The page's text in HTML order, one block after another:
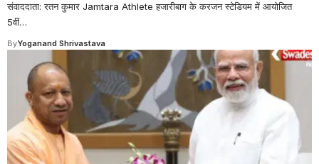
संवाददाता: रतन कुमार Jamtara Athlete हजारीबाग के करजन स्टेडियम में आयोजित
5वीं…
ByYoganand Shrivastava